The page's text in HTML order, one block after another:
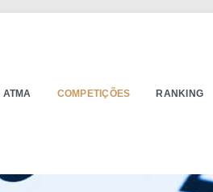
ATMA COMPETIÇÕES RANKING